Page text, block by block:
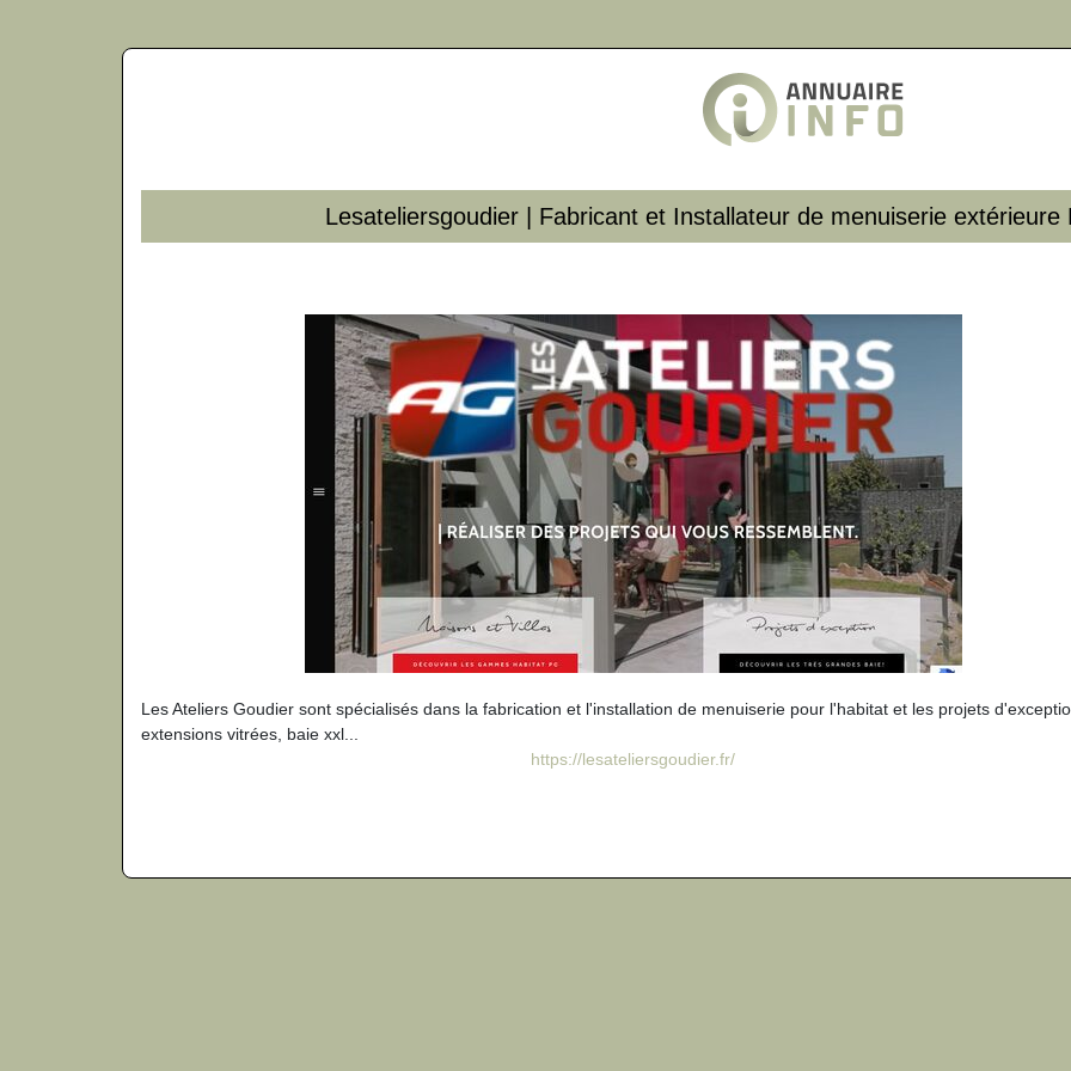
Lesateliersgou­dier | Fabricant et Instal­la­teur de menuiserie extérieure
Les Ateliers Goudier sont spécialisés dans la fabrication et l'installation de menuiserie pour l'habitat et les projets
extensions vitrées, baie xxl...
https://lesateliersgoudier.fr/